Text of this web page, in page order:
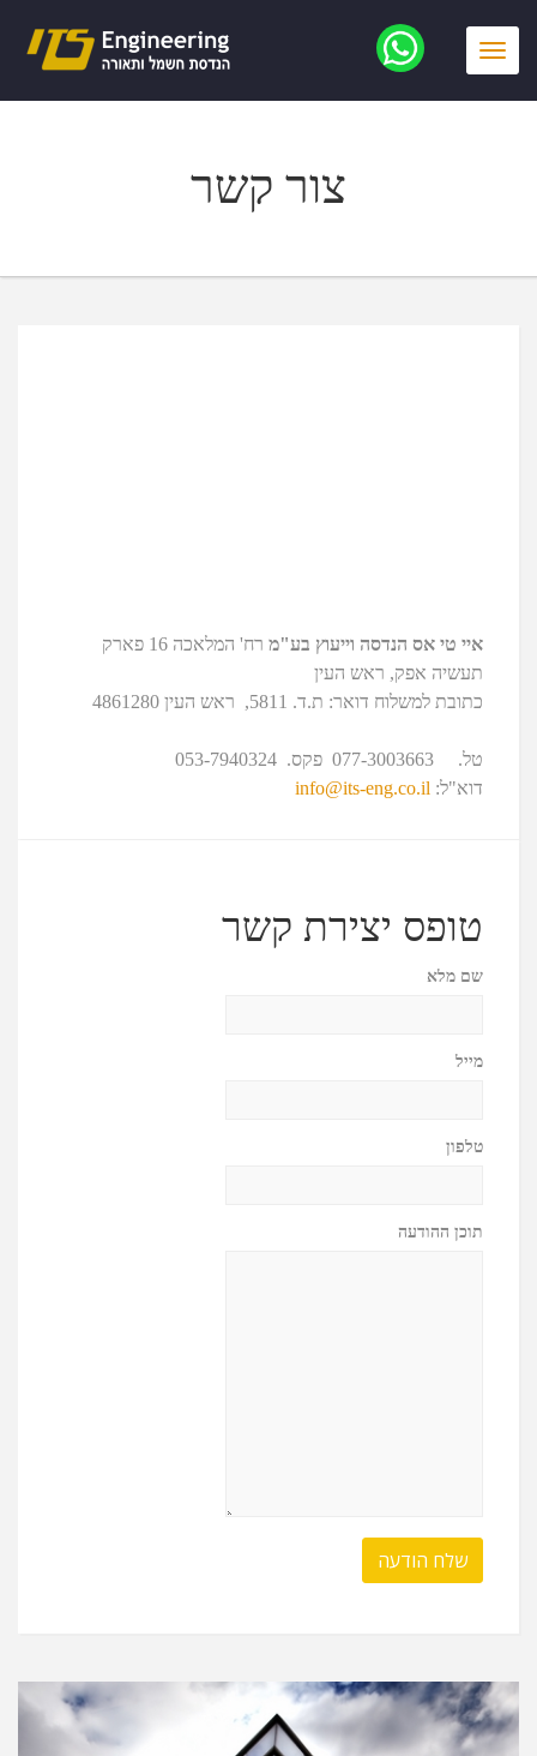
Toggle
צור קשר
איי טי אס הנדסה וייעוץ בע"מ
רח' המלאכה 16 פארק
תעשיה אפק, ראש העין
דוא"ל: info@its-eng.co.il
טופס יצירת קשר
שם מלא
מייל
טלפון
תוכן ההודעה